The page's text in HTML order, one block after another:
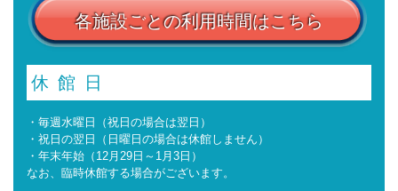
各施設ごとの利用時間はこちら
休館日
・毎週水曜日（祝日の場合は翌日）
・祝日の翌日（日曜日の場合は休館しません）
・年末年始（12月29日～1月3日）
なお、臨時休館する場合がございます。